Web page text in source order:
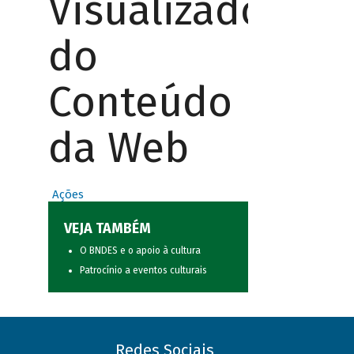
Visualizador
do
Conteúdo
da Web
Ações
VEJA TAMBÉM
O BNDES e o apoio à cultura
Patrocínio a eventos culturais
Redes Sociais